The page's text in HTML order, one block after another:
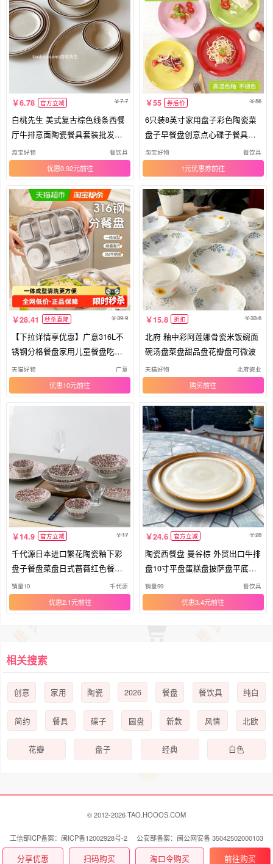
分享优惠 扫码购买 淘口令购买 前往购买
6.78 官方立减 7.7
白桃先生 美式复古棕色线条西餐
厅牛排意面陶瓷餐具套装批发盘
子
淘宝好物 餐饮具
优惠0.92元
55 券后价 56
6只装8英寸家用盘子彩色陶瓷菜
盘子早餐盘创意点心碟子餐具套
装
淘宝好物 餐饮具
1元优惠券
28.41 秒杀直降 39.9
【下拉详情享优惠】广意316L不
锈钢分格餐盘家用儿童餐盘吃饭
盘
天猫好物 广意
优惠10元
15.8 折扣 33.6
北府 釉中彩阿莲娜骨瓷米饭碗面
碗汤盘菜盘甜品盘花瓣盘可微波
天猫好物 北府瓷业
购买
14.9 官方立减 17
千代源日本进口繁花陶瓷釉下彩
盘子餐盘菜盘日式蔷薇红色餐具
家用
销量10 千代源
优惠2.1元
24.6 官方立减 28
陶瓷西餐盘 曼谷棕 外贸出口牛排
盘10寸平盘蛋糕盘披萨盘平底托
盘
销量99 餐饮具
优惠3.4元
相关搜索
创意 家用 陶瓷 2026 餐盘 餐饮具 纯白
简约 餐具 碟子 圆盘 新款 风情 北欧
花瓣 盘子 经典 白色
© 2012-2026 TAO.HOOOS.COM
工信部ICP备案：闽ICP备12002928号-2 公安部备案：闽公网安备 35042502000103
号
联系我们 Contact Us